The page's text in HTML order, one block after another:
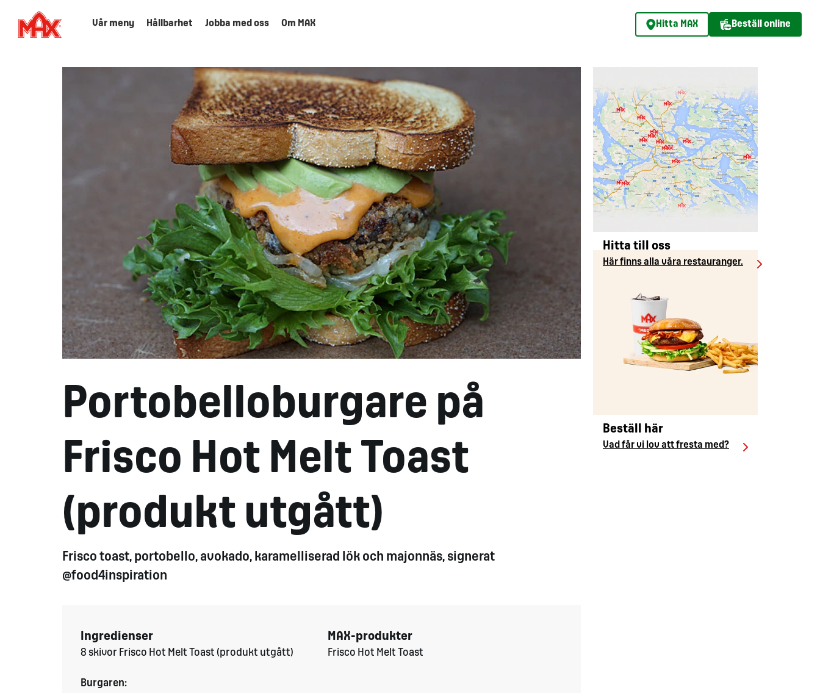
Vår meny Hållbarhet Jobba med oss Om MAX Hitta MAX Beställ online
Portobelloburgare på
Frisco Hot Melt Toast
(produkt utgått)
Frisco toast, portobello, avokado, karamelliserad lök och majonnäs, signerat
@food4inspiration
Ingredienser
8 skivor Frisco Hot Melt Toast (produkt utgått)
Burgaren:
MAX-produkter
Frisco Hot Melt Toast
Hitta till oss
Här finns alla våra restauranger.
Beställ här
Vad får vi lov att fresta med?